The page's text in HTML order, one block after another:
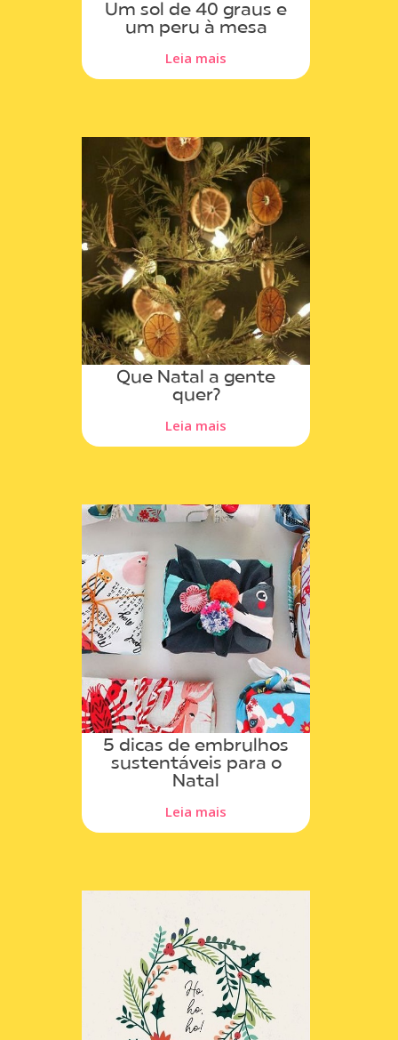
Um sol de 40 graus e
um peru à mesa
Leia mais
Que Natal a gente
quer?
Leia mais
5 dicas de embrulhos
sustentáveis para o
Natal
Leia mais